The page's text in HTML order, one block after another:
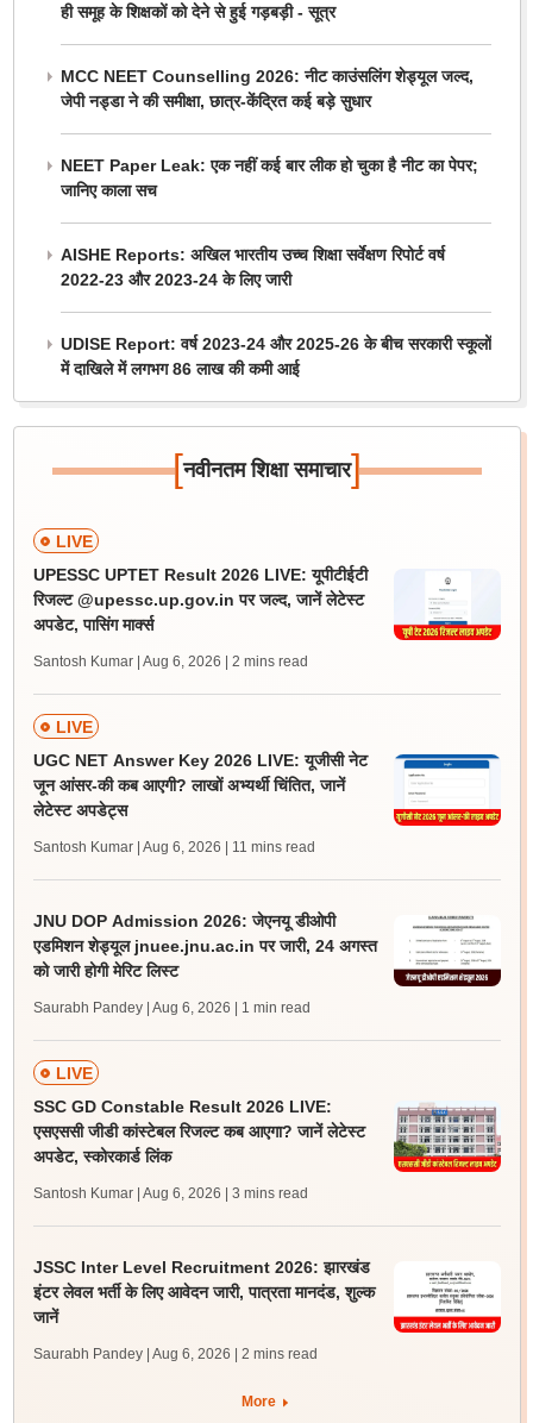
ही समूह के शिक्षकों को देने से हुई गड़बड़ी - सूत्र
MCC NEET Counselling 2026: नीट काउंसलिंग शेड्यूल जल्द,
जेपी नड्डा ने की समीक्षा, छात्र-केंद्रित कई बड़े सुधार
NEET Paper Leak: एक नहीं कई बार लीक हो चुका है नीट का पेपर;
जानिए काला सच
AISHE Reports: अखिल भारतीय उच्च शिक्षा सर्वेक्षण रिपोर्ट वर्ष
2022-23 और 2023-24 के लिए जारी
UDISE Report: वर्ष 2023-24 और 2025-26 के बीच सरकारी स्कूलों
में दाखिले में लगभग 86 लाख की कमी आई
[नवीनतम शिक्षा समाचार]
LIVE
UPESSC UPTET Result 2026 LIVE: यूपीटीईटी
रिजल्ट @upessc.up.gov.in पर जल्द, जानें लेटेस्ट
अपडेट, पासिंग मार्क्स
Santosh Kumar | Aug 6, 2026 | 2 mins read
LIVE
UGC NET Answer Key 2026 LIVE: यूजीसी नेट
जून आंसर-की कब आएगी? लाखों अभ्यर्थी चिंतित, जानें
लेटेस्ट अपडेट्स
Santosh Kumar | Aug 6, 2026 | 11 mins read
JNU DOP Admission 2026: जेएनयू डीओपी
एडमिशन शेड्यूल jnuee.jnu.ac.in पर जारी, 24 अगस्त
को जारी होगी मेरिट लिस्ट
Saurabh Pandey | Aug 6, 2026 | 1 min read
LIVE
SSC GD Constable Result 2026 LIVE:
एसएससी जीडी कांस्टेबल रिजल्ट कब आएगा? जानें लेटेस्ट
अपडेट, स्कोरकार्ड लिंक
Santosh Kumar | Aug 6, 2026 | 3 mins read
JSSC Inter Level Recruitment 2026: झारखंड
इंटर लेवल भर्ती के लिए आवेदन जारी, पात्रता मानदंड, शुल्क
जानें
Saurabh Pandey | Aug 6, 2026 | 2 mins read
More